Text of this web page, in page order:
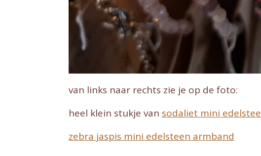
van links naar rechts zie je op de foto:
heel klein stukje van sodaliet mini
zebra jaspis mini edelsteen armband